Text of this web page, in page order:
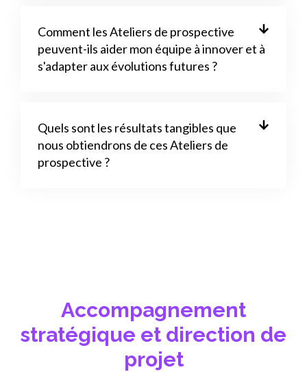
Comment les Ateliers de prospective
peuvent-ils aider mon équipe à innover et à
s'adapter aux évolutions futures ?
Quels sont les résultats tangibles que
nous obtiendrons de ces Ateliers de
prospective ?
Accompagnement
stratégique et direction de
projet​